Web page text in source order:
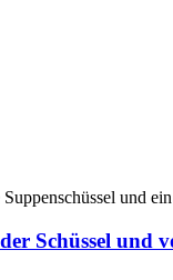
Schüssel und